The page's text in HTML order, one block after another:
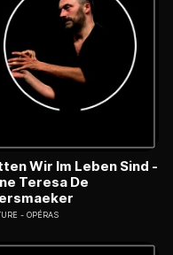
Wir Im Leben Sind -
Teresa De
OPÉRAS